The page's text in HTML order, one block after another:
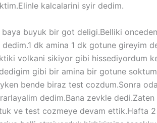
kalcalarini syir dedim.
buyuk bir got deligi.Belliki
dk amina 1 dk gotune gireyim
volkani sikiyor gibi hissediyordum
gibi bir amina bir gotune
bende biraz test cozdum.Sonra
dedim.Bana zevkle
ve test cozmeye devam ettik.Hafta